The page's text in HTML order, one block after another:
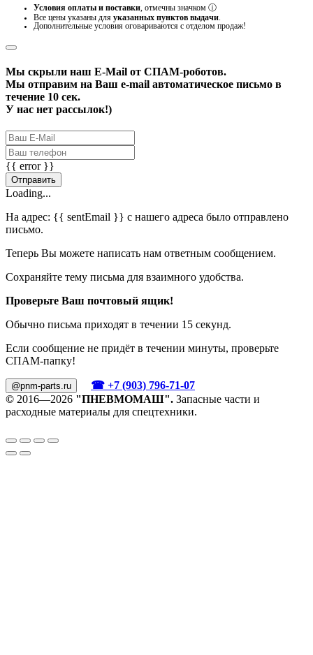
Условия оплаты и поставки , отмечны значком ⓘ
Все цены указаны для указанных пунктов выдачи
Дополнительные условия оговариваются с отделом продаж!
Мы скрыли наш E-Mail от СПАМ-роботов.
Мы отправим на Ваш e-mail автоматическое письмо в
течение 10 сек.
У нас нет рассылок!)
{{ error }}
Отправить
Loading...
На адрес: {{ sentEmail }} с нашего адреса было отправлено
письмо.
Теперь Вы можете написать нам ответным сообщением.
Сохраняйте тему письма для взаимного удобства.
Проверьте Ваш почтовый ящик!
Обычно письма приходят в течении 15 секунд.
Если сообщение не придёт в течении минуты, проверьте
СПАМ-папку!
@pnm-parts.ru
☎ +7 (903) 796-71-07
© 2016—2026 "ПНЕВМОМАШ". Запасные части и
расходные материалы для спецтехники.